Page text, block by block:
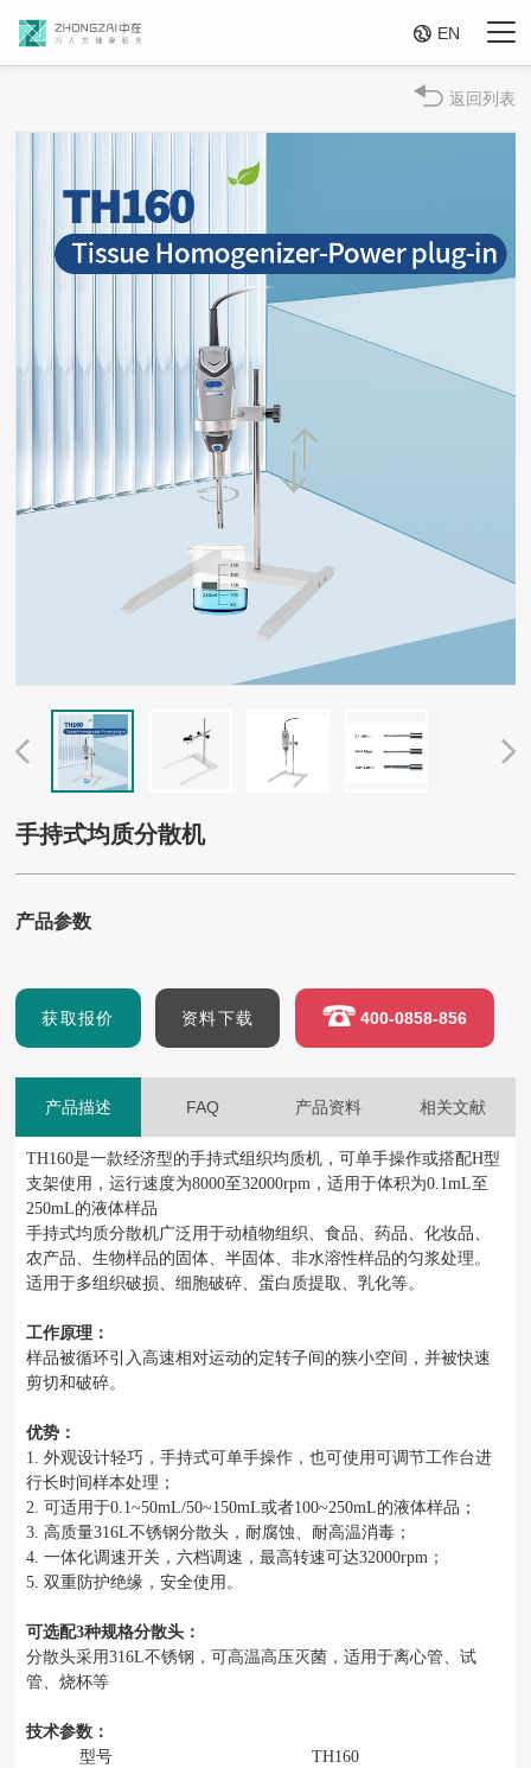
 EN
返回列表
手持式均质分散机
产品参数
获取报价 资料下载 400-0858-856
产品描述 FAQ 产品资料 相关文献
TH160是一款经济型的手持式组织均质机， 可单手操作或搭配H型
支架使用，运行速度为8000至32000rpm，适用于体积为0.1mL至
250mL的液体样品
手持式均质分散机广泛用于动植物组织、食品、药品、化妆品、
农产品、生物样品的固体、半固体、非水溶性样品的匀浆处理。
适用于多组织破损、细胞破碎、蛋白质提取、乳化等。
工作原理：
样品被循环引入高速相对运动的定转子间的狭小空间，并被快速
剪切和破碎。
优势：
1. 外观设计轻巧，手持式可单手操作，也可使用可调节工作台进
行长时间样本处理；
2. 可适用于0.1~50mL/50~150mL或者100~250mL的液体样品；
3. 高质量316L不锈钢分散头，耐腐蚀、耐高温消毒；
4. 一体化调速开关，六档调速，最高转速可达32000rpm；
5. 双重防护绝缘，安全使用。
可选配3种规格分散头：
分散头采用316L不锈钢，可高温高压灭菌，适用于离心管、试
管、烧杯等
技术参数：
型号
TH160